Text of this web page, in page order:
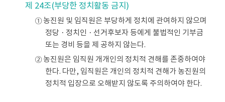
제 24조(부당한 정치활동 금지)
① 농진원 및 임직원은 부당하게 정치에 관여하지 않으며
정당ㆍ정치인ㆍ선거후보자 등에게 불법적인 기부금
또는 경비 등을 제 공하지 않는다.
② 농진원은 임직원 개개인의 정치적 견해를 존중하여야
한다. 다만, 임직원은 개인의 정치적 견해가 농진원의
정치적 입장으로 오해받지 않도록 주의하여야 한다.